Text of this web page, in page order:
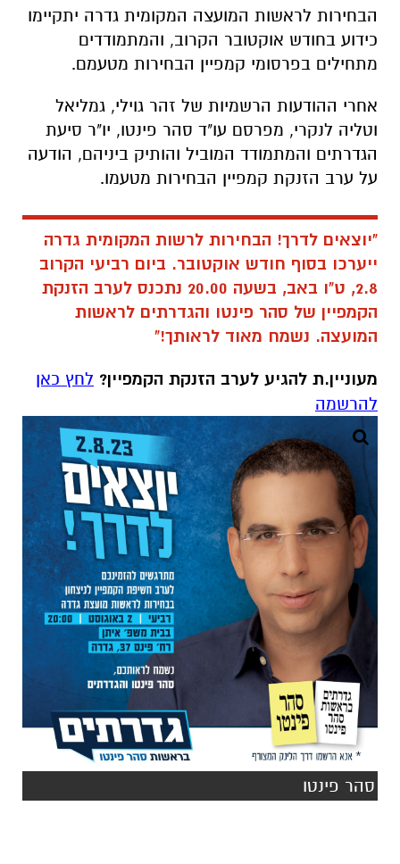
הבחירות לראשות המועצה המקומית גדרה יתקיימו
כידוע בחודש אוקטובר הקרוב, והמתמודדים
מתחילים בפרסומי קמפיין הבחירות מטעמם.
אחרי ההודעות הרשמיות של זהר גוילי, גמליאל
וטליה לנקרי, מפרסם עו"ד סהר פינטו, יו"ר סיעת
הגדרתים והמתמודד המוביל והותיק ביניהם, הודעה
על ערב הזנקת קמפיין הבחירות מטעמו.
"יוצאים לדרך! הבחירות לרשות המקומית גדרה
ייערכו בסוף חודש אוקטובר. ביום רביעי הקרוב
2.8, ט"ו באב, בשעה 20.00 נתכנס לערב הזנקת
הקמפיין של סהר פינטו והגדרתים לראשות
המועצה. נשמח מאוד לראותך!"
מעוניין.ת להגיע לערב הזנקת הקמפיין? לחץ כאן
להרשמה
סהר פינטו